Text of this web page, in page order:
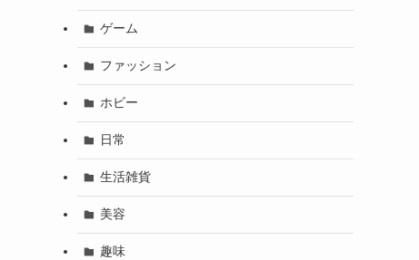
ゲーム
ファッション
ホビー
日常
生活雑貨
美容
趣味